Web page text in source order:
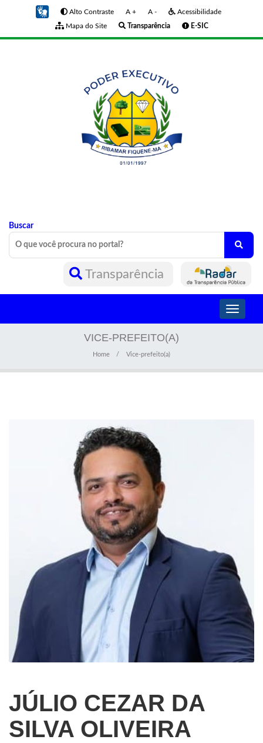
Alto Contraste A + A -
Acessibilidade
Mapa do Site
Transparência E-SIC
Buscar
Transparência
Toggle
VICE-PREFEITO(A)
Home Vice-prefeito(a)
JÚLIO CEZAR DA
SILVA OLIVEIRA